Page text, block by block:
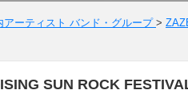
アーティスト バンド・グループ>
SUN ROCK